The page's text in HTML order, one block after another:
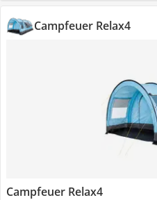
Campfeuer Relax4
Campfeuer Relax4